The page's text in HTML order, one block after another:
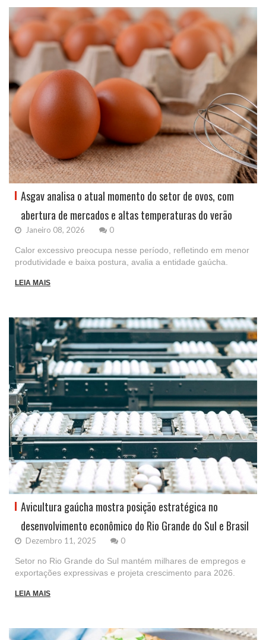
Asgav analisa o atual momento do setor de ovos, com
abertura de mercados e altas temperaturas do verão
Janeiro 08, 2026 0
Calor excessivo preocupa nesse período, refletindo em menor
produtividade e baixa postura, avalia a entidade gaúcha.
LEIA MAIS
Avicultura gaúcha mostra posição estratégica no
desenvolvimento econômico do Rio Grande do Sul e Brasil
Dezembro 11, 2025 0
Setor no Rio Grande do Sul mantém milhares de empregos e
exportações expressivas e projeta crescimento para 2026.
LEIA MAIS